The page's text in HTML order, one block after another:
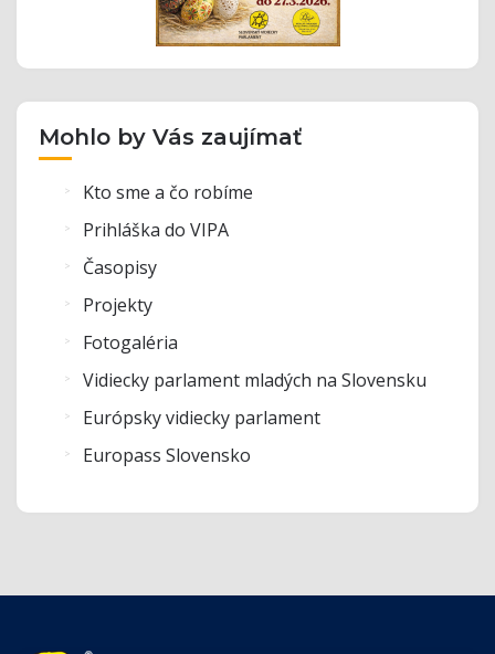
Mohlo by Vás zaujímať
Kto sme a čo robíme
Prihláška do VIPA
Časopisy
Projekty
Fotogaléria
Vidiecky parlament mladých na Slovensku
Európsky vidiecky parlament
Europass Slovensko